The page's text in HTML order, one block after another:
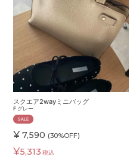
スクエア2wayミニバッグ
F グレー
SALE
¥ 7,590 (30%OFF)
¥5,313 税込